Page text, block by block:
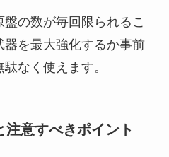
の数が毎回限られるこ
器を最大強化するか事前
なく使えます。
意すべきポイント